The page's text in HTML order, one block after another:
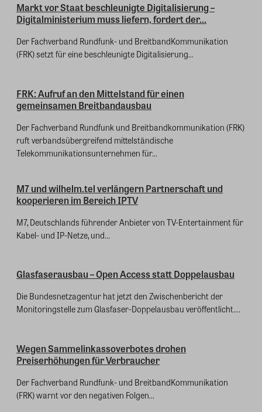
Markt vor Staat beschleunigte Digitalisierung –
Digitalministerium muss liefern, fordert der...
Der Fachverband Rundfunk- und BreitbandKommunikation
(FRK) setzt für eine beschleunigte Digitalisierung...
FRK: Aufruf an den Mittelstand für einen
gemeinsamen Breitbandausbau
Der Fachverband Rundfunk und Breitbandkommunikation (FRK)
ruft verbandsübergreifend mittelständische
Telekommunikationsunternehmen für...
M7 und wilhelm.tel verlängern Partnerschaft und
kooperieren im Bereich IPTV
M7, Deutschlands führender Anbieter von TV-Entertainment für
Kabel- und IP-Netze, und...
Glasfaserausbau – Open Access statt Doppelausbau
Die Bundesnetzagentur hat jetzt den Zwischenbericht der
Monitoringstelle zum Glasfaser-Doppelausbau veröffentlicht....
Wegen Sammelinkassoverbotes drohen
Preiserhöhungen für Verbraucher
Der Fachverband Rundfunk- und BreitbandKommunikation
(FRK) warnt vor den negativen Folgen...